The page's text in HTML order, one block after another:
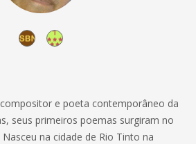
e poeta contemporâneo da
seus primeiros poemas surgiram no
na cidade de Rio Tinto na